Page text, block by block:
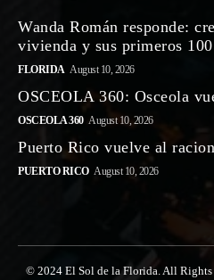
Wanda Román responde:
vivienda y sus primeros
FLORIDA August 10, 2026
OSCEOLA 360: Osceola
OSCEOLA 360 August 10, 2026
Puerto Rico vuelve al
PUERTO RICO August 10, 2026
© 2024 El Sol de la Florida. All Rights